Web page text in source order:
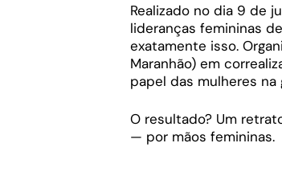
Realizado no dia 9 de
lideranças femininas
exatamente isso.
Maranhão) em
papel das mulheres
O resultado? Um
— por mãos femininas.